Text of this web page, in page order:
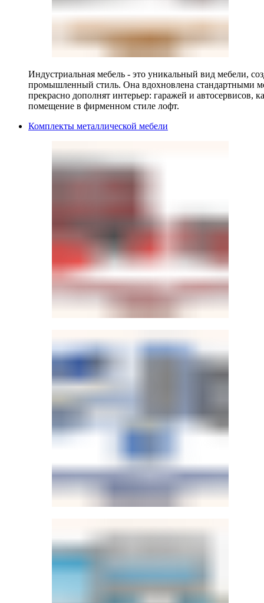
Индустриальная мебель - это уникальный вид мебели,
промышленный стиль. Она вдохновлена стандартными
прекрасно дополнят интерьер: гаражей и автосервисов,
помещение в фирменном стиле лофт.
Комплекты металлической мебели